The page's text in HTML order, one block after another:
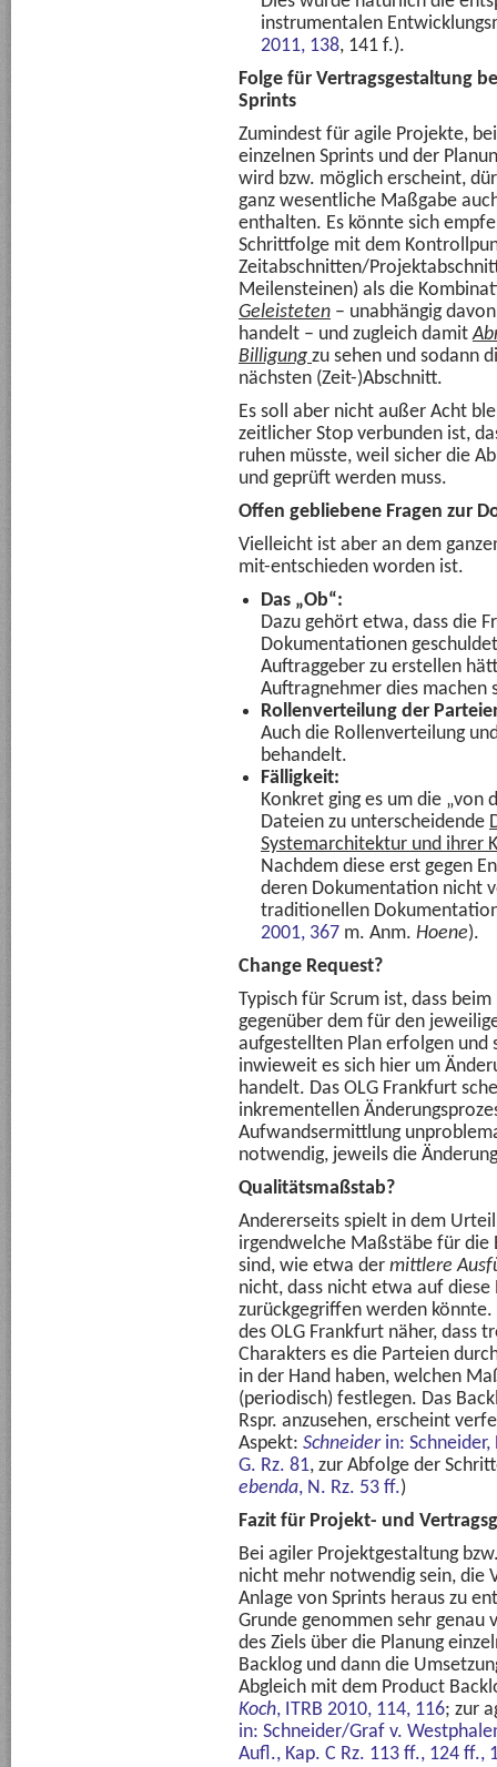
instrumentalen
2011, 138, 141 f.).
Folge für Vertragsgestaltung
Sprints
Zumindest für agile Projekte,
einzelnen Sprints und der
wird bzw. möglich erscheint,
ganz wesentliche Maßgabe
enthalten. Es könnte sich
Schrittfolge mit dem
Zeitabschnitten/
Meilensteinen) als die
Geleisteten – unabhängig
handelt – und zugleich damit
Billigung zu sehen und sodann
nächsten (Zeit-)Abschnitt.
Es soll aber nicht außer Acht
zeitlicher Stop verbunden ist,
ruhen müsste, weil sicher die
und geprüft werden muss.
Offen gebliebene Fragen zur
Vielleicht ist aber an dem
mit-entschieden worden ist.
Das „Ob“:
Dazu gehört etwa, dass die
Dokumentationen
Auftraggeber zu erstellen
Auftragnehmer dies
Rollenverteilung der
Auch die Rollenverteilung
behandelt.
Fälligkeit:
Konkret ging es um die „von
Dateien zu unterscheidende
Systemarchitektur und ihrer
Nachdem diese erst gegen
deren Dokumentation nicht
traditionellen
2001, 367 m. Anm. Hoene).
Change Request?
Typisch für Scrum ist, dass
gegenüber dem für den
aufgestellten Plan erfolgen und
inwieweit es sich hier um
handelt. Das OLG Frankfurt
inkrementellen
Aufwandsermittlung
notwendig, jeweils die
Qualitätsmaßstab?
Andererseits spielt in dem
irgendwelche Maßstäbe für die
sind, wie etwa der mittlere
nicht, dass nicht etwa auf diese
zurückgegriffen werden
des OLG Frankfurt näher, dass
Charakters es die Parteien
in der Hand haben, welchen
(periodisch) festlegen. Das
Rspr. anzusehen, erscheint
Aspekt: Schneiderin: Schneider,
G. Rz. 81, zur Abfolge der
ebenda, N. Rz. 53 ff.)
Fazit für Projekt- und
Bei agiler Projektgestaltung
nicht mehr notwendig sein, die
Anlage von Sprints heraus zu
Grunde genommen sehr
des Ziels über die Planung
Backlog und dann die
Abgleich mit dem Product
Koch, ITRB 2010, 114, 116; zur
in: Schneider/Graf v.
Aufl., Kap. C Rz. 113 ff., 124 ff.,